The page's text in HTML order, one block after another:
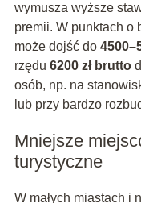
wymusza wyższe
premii. W punktach o
może dojść do
rzędu 6200 zł brutto
osób, np. na
lub przy bardzo
Mniejsze
turystyczne
W małych miastach i